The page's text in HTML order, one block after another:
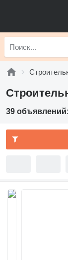
39 объявлений: